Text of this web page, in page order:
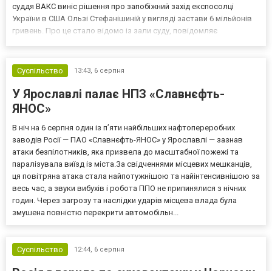
суддя ВАКС виніс рішення про запобіжний захід експосолці
України в США Ользі Стефанішиній у вигляді застави 6 мільйонів
гривень. Про це стало відомо із зали суду, повідомляє
Суспільство
13:43, 6 серпня
У Ярославлі палає НПЗ «Славнєфть-
ЯНОС»
В ніч на 6 серпня один із п’яти найбільших нафтопереробних
заводів Росії — ПАО «Славнєфть-ЯНОС» у Ярославлі — зазнав
атаки безпілотників, яка призвела до масштабної пожежі та
паралізувала виїзд із міста.За свідченнями місцевих мешканців,
ця повітряна атака стала найпотужнішою та найінтенсивнішою за
весь час, а звуки вибухів і робота ППО не припинялися з нічних
годин. Через загрозу та наслідки ударів місцева влада була
змушена повністю перекрити автомобільн...
Суспільство 12:44, 6 серпня